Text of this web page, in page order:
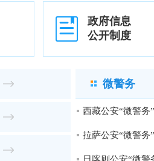
政府信息
公开制度
微警务
西藏公安“微警务
拉萨公安“微警务